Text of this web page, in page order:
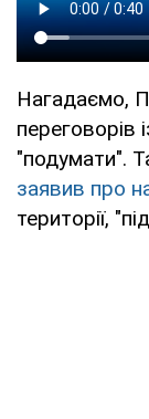
Нагадаємо,
переговорів
"подумати".
заявив про
території,